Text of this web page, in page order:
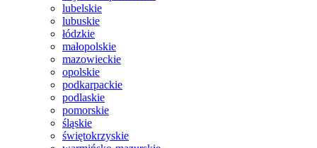
lubelskie
lubuskie
łódzkie
małopolskie
mazowieckie
opolskie
podkarpackie
podlaskie
pomorskie
śląskie
świętokrzyskie